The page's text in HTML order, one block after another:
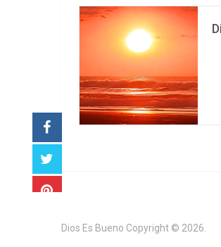
Dios Es Bueno Copyright © 2026.